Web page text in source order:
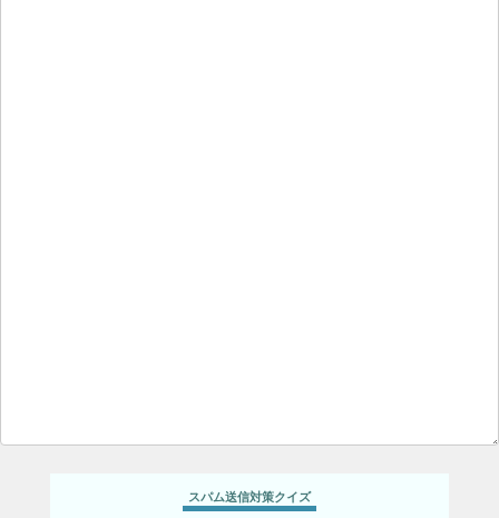
スパム送信対策クイズ